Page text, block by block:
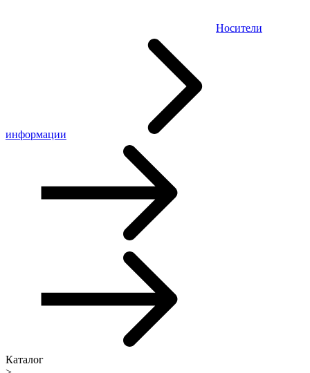
Носители
информации
Каталог